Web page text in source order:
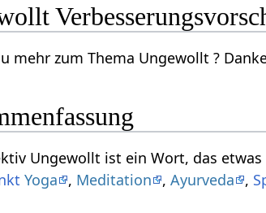
Ungewollt‏‎
Kennst du
Das Adjektiv Ungewollt‏‎ ist
Yoga , Meditation ,Ayurveda ,